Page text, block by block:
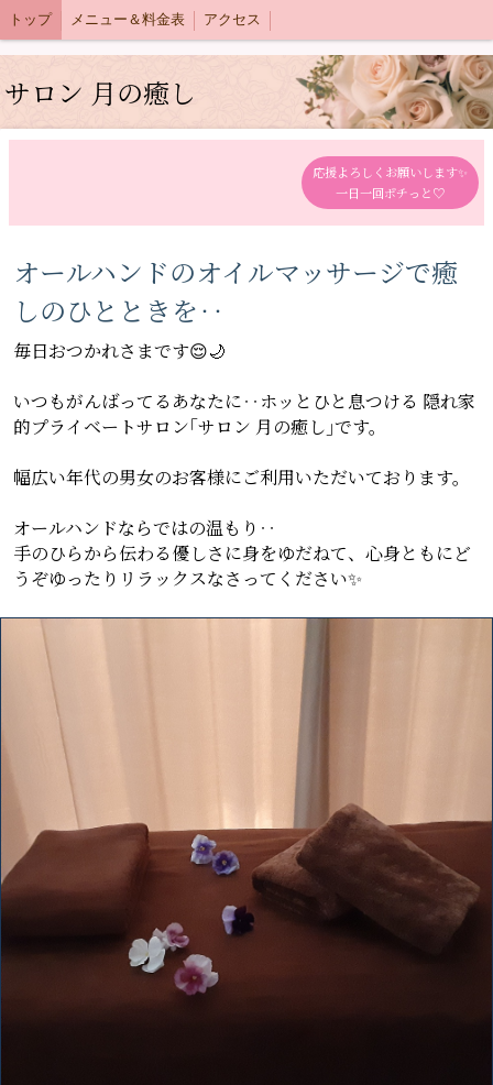
トップ メニュー＆料金表 アクセス
サロン 月の癒し
応援よろしくお願いします✨
一日一回ポチっと♡
オールハンドのオイルマッサージで癒
しのひとときを‥
毎日おつかれさまです😌🌙
いつもがんばってるあなたに‥ホッとひと息つける 隠れ家
的プライベートサロン｢サロン 月の癒し｣です。
幅広い年代の男女のお客様にご利用いただいております。
オールハンドならではの温もり‥
手のひらから伝わる優しさに身をゆだねて、心身ともにど
うぞゆったりリラックスなさってください✨